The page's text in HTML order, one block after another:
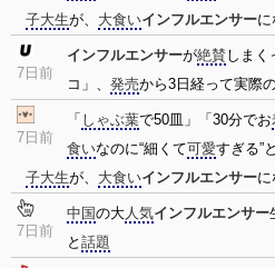
子大生が、 大食いインフルエンサーに
7日前
インフルエンサーが絶賛しまく
コ」、 発売から3日経って実際
7日前
「 しゃぶ葉で50皿」「30分でお
食いなのに“細くて可愛すぎる”と
子大生が、 大食いインフルエンサーに
7日前
中国の大人気インフルエンサー
と 話題